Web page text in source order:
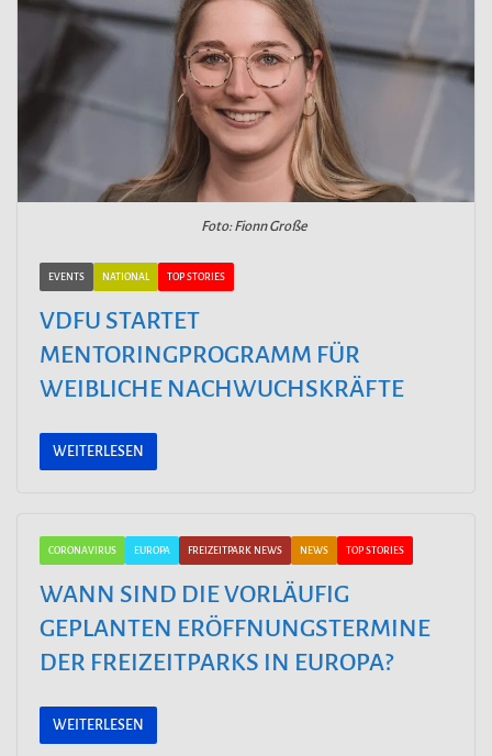
Foto: Fionn Große
EVENTS NATIONAL TOP STORIES
VDFU STARTET
MENTORINGPROGRAMM FÜR
WEIBLICHE NACHWUCHSKRÄFTE
WEITERLESEN
CORONAVIRUS EUROPA FREIZEITPARK NEWS NEWS TOP STORIES
WANN SIND DIE VORLÄUFIG
GEPLANTEN ERÖFFNUNGSTERMINE
DER FREIZEITPARKS IN EUROPA?
WEITERLESEN